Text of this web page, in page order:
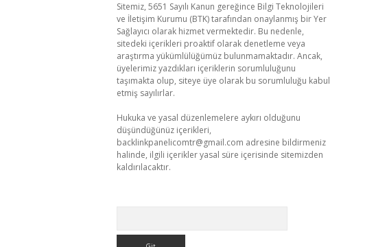
Sitemiz, 5651 Sayılı Kanun gereğince Bilgi Teknolojileri
ve İletişim Kurumu (BTK) tarafından onaylanmış bir Yer
Sağlayıcı olarak hizmet vermektedir. Bu nedenle,
sitedeki içerikleri proaktif olarak denetleme veya
araştırma yükümlülüğümüz bulunmamaktadır. Ancak,
üyelerimiz yazdıkları içeriklerin sorumluluğunu
taşımakta olup, siteye üye olarak bu sorumluluğu kabul
etmiş sayılırlar.
Hukuka ve yasal düzenlemelere aykırı olduğunu
düşündüğünüz içerikleri,
backlinkpanelicomtr@gmail.com adresine bildirmeniz
halinde, ilgili içerikler yasal süre içerisinde sitemizden
kaldırılacaktır.